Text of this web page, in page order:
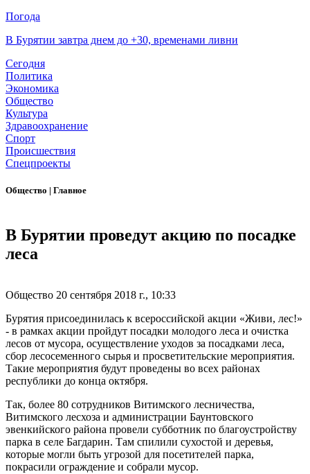
Погода
В Бурятии завтра днем до +30, временами ливни
Сегодня
Политика
Экономика
Общество
Культура
Здравоохранение
Спорт
Происшествия
Спецпроекты
Общество | Главное
В Бурятии проведут акцию по посадке
леса
Общество 20 сентября 2018 г., 10:33
Бурятия присоединилась к всероссийской акции «Живи, лес!»
- в рамках акции пройдут посадки молодого леса и очистка
лесов от мусора, осуществление уходов за посадками леса,
сбор лесосеменного сырья и просветительские мероприятия.
Такие мероприятия будут проведены во всех районах
республики до конца октября.
Так, более 80 сотрудников Витимского лесничества,
Витимского лесхоза и администрации Баунтовского
эвенкийского района провели субботник по благоустройству
парка в селе Багдарин. Там спилили сухостой и деревья,
которые могли быть угрозой для посетителей парка,
покрасили ограждение и собрали мусор.